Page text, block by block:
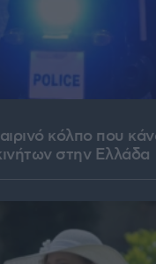
κόλπο που
στην Ελλάδα